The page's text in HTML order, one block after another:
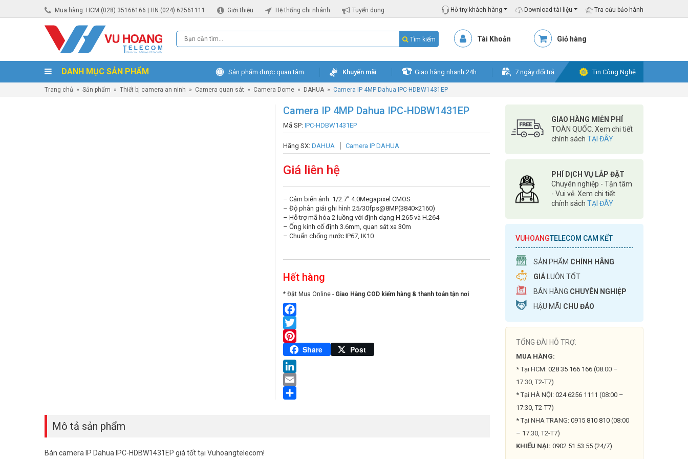
Mua hàng: HCM (028) 35166166 | HN (024) 62561111 Giới thiệu Hệ thống chi nhánh Tuyển dụng Hỗ trợ khách hàng Download tài liệu Tra cứu bảo hành
Tìm kiếm Tài Khoản Giỏ hàng
DANH MỤC SẢN PHẨM Sản phẩm được quan tâm Khuyến mãi Giao hàng nhanh 24h 7 ngày đổi trả Tin Công Nghệ
Trang chủ » Sản phẩm » Thiết bị camera an ninh » Camera quan sát » Camera Dome » DAHUA » Camera IP 4MP Dahua IPC-HDBW1431EP
Camera IP 4MP Dahua IPC-HDBW1431EP
Mã SP: IPC-HDBW1431EP
Hãng SX: DAHUA Camera IP DAHUA
Giá liên hệ
– Cảm biến ảnh: 1/2.7” 4.0Megapixel CMOS
– Độ phân giải ghi hình 25/30fps@8MP(3840×2160)
– Hỗ trợ mã hóa 2 luồng với định dạng H.265 và H.264
– Ống kính cố định 3.6mm, quan sát xa 30m
– Chuẩn chống nước IP67, IK10
Hết hàng
* Đặt Mua Online - Giao Hàng COD kiểm hàng & thanh toán tận nơi
Facebook
Twitter
Pinterest
Share Post
LinkedIn
Email
Mô tả sản phẩm
Bán camera IP Dahua IPC-HDBW1431EP giá tốt tại Vuhoangtelecom!
GIAO HÀNG MIỄN PHÍ
TOÀN QUỐC. Xem chi tiết
chính sách TẠI ĐÂY
PHÍ DỊCH VỤ LẮP ĐẶT
Chuyên nghiệp - Tận tâm
- Vui vẻ. Xem chi tiết
chính sách TẠI ĐÂY
VUHOANGTELECOM CAM KẾT
SẢN PHẨM CHÍNH HÃNG
GIÁ LUÔN TỐT
BÁN HÀNG CHUYÊN NGHIỆP
HẬU MÃI CHU ĐÁO
TỔNG ĐÀI HỖ TRỢ:
MUA HÀNG:
* Tại HCM: 028 35 166 166 (08:00 –
17:30, T2-T7)
* Tại HÀ NỘI: 024 6256 1111 (08:00 –
17:30, T2-T7)
* Tại NHA TRANG: 0915 810 810 (08:00
– 17:30, T2-T7)
KHIẾU NẠI: 0902 51 53 55 (24/7)